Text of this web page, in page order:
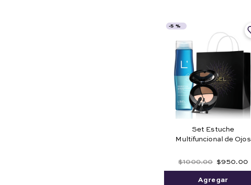
Set Estuche
Multifuncional de Ojos
Bifásico
-5 %
$1000.00 $950.00
Agregar